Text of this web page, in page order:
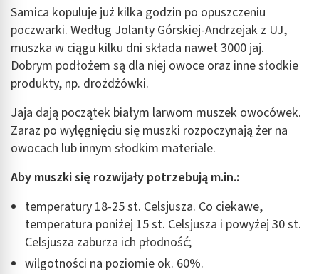
Samica kopuluje już kilka godzin po opuszczeniu
poczwarki. Według Jolanty Górskiej-Andrzejak z UJ,
muszka w ciągu kilku dni składa nawet 3000 jaj.
Dobrym podłożem są dla niej owoce oraz inne słodkie
produkty, np. drożdżówki.
Jaja dają początek białym larwom muszek owocówek.
Zaraz po wylęgnięciu się muszki rozpoczynają żer na
owocach lub innym słodkim materiale.
Aby muszki się rozwijały potrzebują m.in.:
temperatury 18-25 st. Celsjusza. Co ciekawe,
temperatura poniżej 15 st. Celsjusza i powyżej 30 st.
Celsjusza zaburza ich płodność;
wilgotności na poziomie ok. 60%.